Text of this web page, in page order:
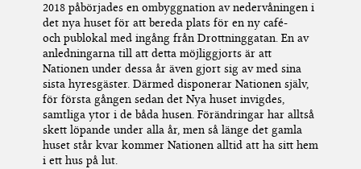
2018 påbörjades en ombyggnation av nedervåningen i
det nya huset för att bereda plats för en ny café-
och publokal med ingång från Drottninggatan.En av
anledningarna till att detta möjliggjorts är att
Nationen under dessa år även gjort sig av med sina
sista hyresgäster. Därmed disponerar Nationen själv,
för första gången sedan det Nya huset invigdes,
samtliga ytor i de båda husen. Förändringar har alltså
skett löpande under alla år, menså länge det gamla
huset står kvar kommer Nationen alltid att ha sitt hem
i ett hus på lut.